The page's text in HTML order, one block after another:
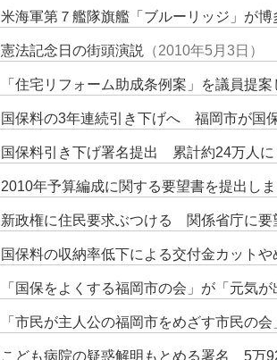
米海軍第７艦隊旗艦「ブルーリッジ」が博
憲法記念日の街頭演説 （2010年5月3日）
「住宅リフォーム助成条例案」を議員提案
国保料の3年連続引き下げへ 福岡市が国
国保料引き下げ署名提出 累計約24万人に
2010年予算編成に関する要望書を提出し
新政権に住民要求ぶつける 関係省庁に要
国保料の収納率低下による交付金カットや
「国保をよくする福岡市の会」が「元気
「市民が主人公の福岡市をめざす市民の
こども病院の疑惑解明もとめる署名 5万